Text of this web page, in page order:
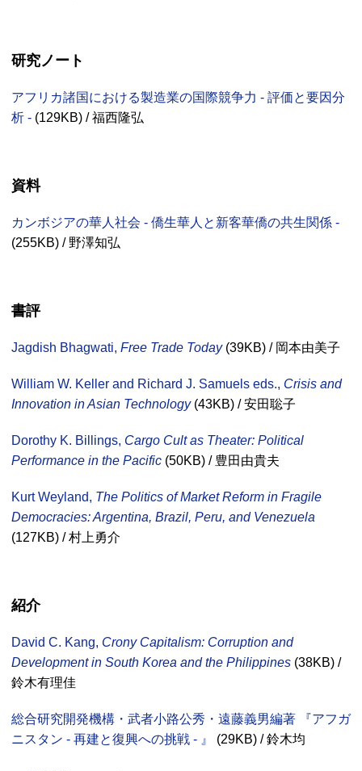
研究ノート
アフリカ諸国における製造業の国際競争力 - 評価と要因分
析 - (129KB) / 福西隆弘
資料
カンボジアの華人社会 - 僑生華人と新客華僑の共生関係 -
(255KB) / 野澤知弘
書評
Jagdish Bhagwati, Free Trade Today(39KB) / 岡本由美子
William W. Keller and Richard J. Samuels eds., Crisis and
Innovation in Asian Technology(43KB) / 安田聡子
Dorothy K. Billings, Cargo Cult as Theater: Political
Performance in the Pacific (50KB) / 豊田由貴夫
Kurt Weyland, The Politics of Market Reform in Fragile
Democracies: Argentina, Brazil, Peru, and Venezuela
(127KB) / 村上勇介
紹介
David C. Kang, Crony Capitalism: Corruption and
Development in South Korea and the Philippines (38KB) /
鈴木有理佳
総合研究開発機構・武者小路公秀・遠藤義男編著 『アフガ
ニスタン - 再建と復興への挑戦 - 』
(29KB) / 鈴木均